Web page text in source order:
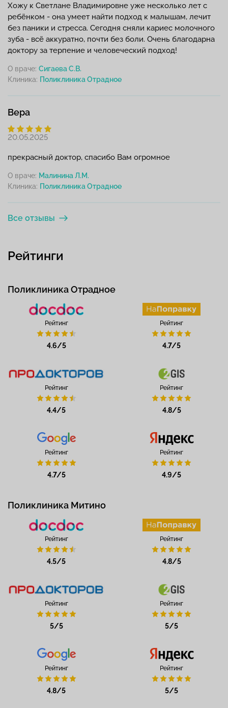
Хожу к Светлане Владимировне уже несколько лет с
ребёнком - она умеет найти подход к малышам, лечит
без паники и стресса. Сегодня сняли кариес молочного
зуба - всё аккуратно, почти без боли. Очень благодарна
доктору за терпение и человеческий подход!
О враче: Сигаева С.В.
Клиника:
Вера
20.05.2025
прекрасный доктор, спасибо Вам огромное
О враче: Малинина Л.М.
Клиника:
Все отзывы
Рейтинги
Поликлиника Отрадное
Рейтинг
4.6/5
Рейтинг
4.7/5
Рейтинг
4.4/5
Рейтинг
4.8/5
Рейтинг
4.7/5
Рейтинг
4.9/5
Поликлиника Митино
Рейтинг
4.5/5
Рейтинг
4.8/5
Рейтинг
5/5
Рейтинг
5/5
Рейтинг
4.8/5
Рейтинг
5/5